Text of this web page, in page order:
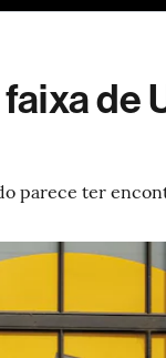
de
parece ter